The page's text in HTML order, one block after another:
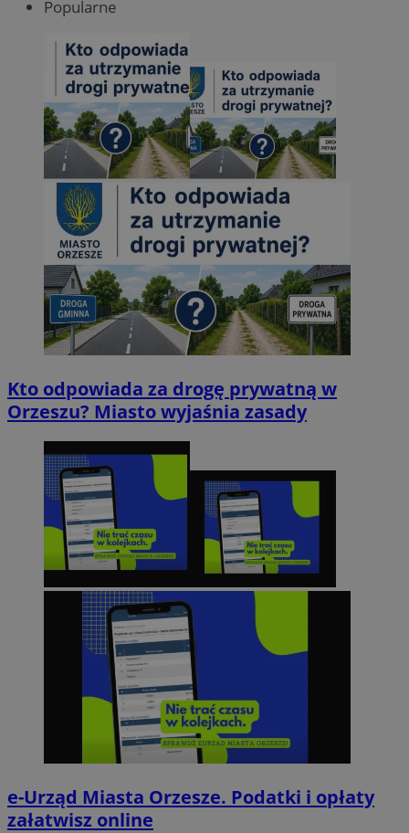
Popularne
Kto odpowiada za drogę prywatną w
Orzeszu? Miasto wyjaśnia zasady
e-Urząd Miasta Orzesze. Podatki i opłaty
załatwisz online